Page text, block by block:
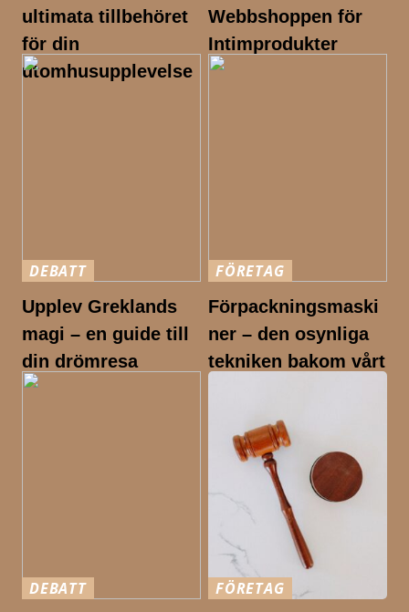
ultimata tillbehöret
för din
utomhusupplevelse
Webbshoppen för
Intimprodukter
DEBATT
Upplev Greklands
magi – en guide till
din drömresa
FÖRETAG
Förpackningsmaski
ner – den osynliga
tekniken bakom vårt
DEBATT
FÖRETAG